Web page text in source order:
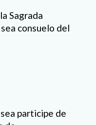
Sagrada
consuelo del
participe de